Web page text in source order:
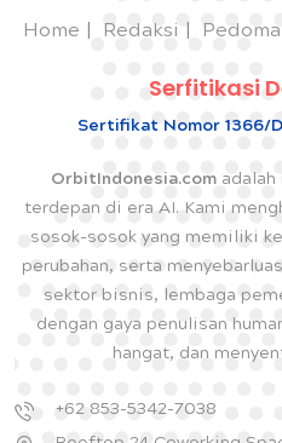
Home Redaksi
Serfitikasi
Sertifikat Nomor 1366/
OrbitIndonesia.com
terdepan di era AI. Kami
sosok-sosok yang memiliki
perubahan, serta
sektor bisnis, lembaga
dengan gaya penulisan
hangat, dan
+62 853-5342-7038